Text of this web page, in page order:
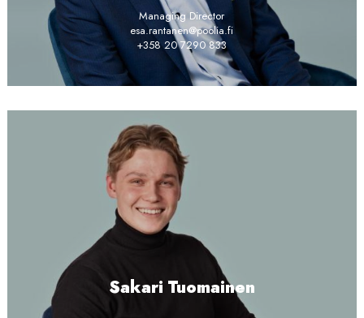
Managing Director
esa.rantanen@poolia.fi
+358 20 7290 833
Sakari Tuomainen